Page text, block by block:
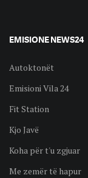
EMISIONE NEWS24
Autoktonët
Emisioni Vila 24
Fit Station
Kjo Javë
Koha për t'u zgjuar
Me zemër të hapur